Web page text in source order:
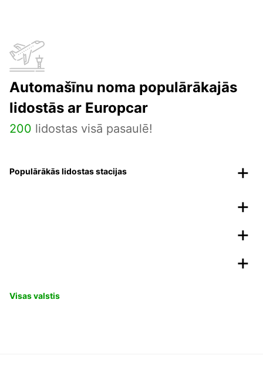
Automašīnu noma populārākajās
lidostās ar Europcar
200 lidostas visā pasaulē!
Populārākās lidostas stacijas
Visas valstis